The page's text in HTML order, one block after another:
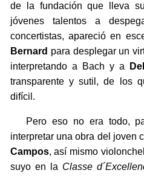
de la fundación que lleva
jóvenes talentos a
concertistas, apareció en
Bernard para desplegar un
interpretando a Bach y a
transparente y sutil, de los
difícil.
Pero eso no era todo,
interpretar una obra del joven
Campos, así mismo
suyo en la Classe